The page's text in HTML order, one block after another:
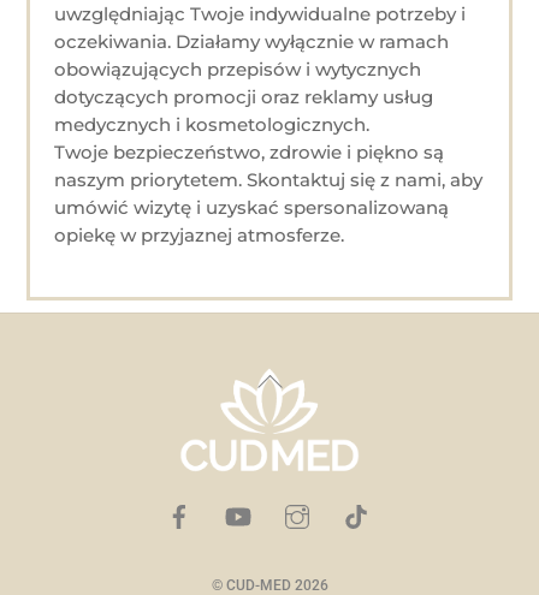
uwzględniając Twoje indywidualne potrzeby i
oczekiwania. Działamy wyłącznie w ramach
obowiązujących przepisów i wytycznych
dotyczących promocji oraz reklamy usług
medycznych i kosmetologicznych.
Twoje bezpieczeństwo, zdrowie i piękno są
naszym priorytetem. Skontaktuj się z nami, aby
umówić wizytę i uzyskać spersonalizowaną
opiekę w przyjaznej atmosferze.
Back
To
Top
© CUD-MED 2026